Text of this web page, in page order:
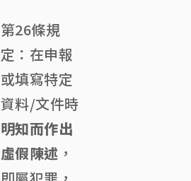
第26條規
定：在申報
或填寫特定
資料/文件時
明知而作出
虛假陳述 ，